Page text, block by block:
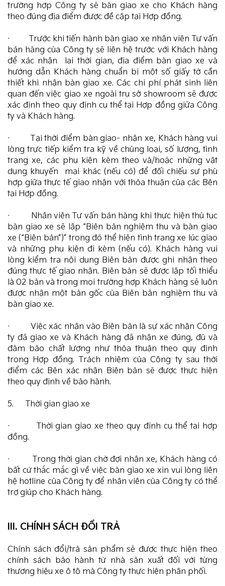
trường hợp Công ty sẽ bàn giao xe cho Khách hàng
theo đúng địa điểm được đề cập tại Hợp đồng.
· Trước khi tiến hành bàn giao xe nhân viên Tư vấn
bán hàng của Công ty sẽ liên hệ trước với Khách hàng
để xác nhận lại thời gian, địa điểm bàn giao xe và
hướng dẫn Khách hàng chuẩn bị một số giấy tờ cần
thiết khi nhận bàn giao xe. Các chi phí phát sinh liên
quan đến việc giao xe ngoài trụ sở showroom sẽ được
xác định theo quy định cụ thể tại Hợp đồng giữa Công
ty và Khách hàng.
· Tại thời điểm bàn giao- nhận xe, Khách hàng vui
lòng trực tiếp kiểm tra kỹ về chủng loại, số lượng, tình
trạng xe, các phụ kiện kèm theo và/hoặc những vật
dụng khuyến mại khác (nếu có) để đối chiếu sự phù
hợp giữa thực tế giao nhận với thỏa thuận của các Bên
tại Hợp đồng.
· Nhân viên Tư vấn bán hàng khi thực hiện thủ tục
bàn giao xe sẽ lập “Biên bản nghiệm thu và bàn giao
xe (“Biên bản”)” trong đó thể hiện tình trạng xe lúc giao
và những phụ kiện đi kèm (nếu có). Khách hàng vui
lòng kiểm tra nội dung Biên bản được ghi nhận theo
đúng thực tế giao nhận. Biên bản sẽ được lập tối thiểu
là 02 bản và trong mọi trường hợp Khách hàng sẽ luôn
được nhận một bản gốc của Biên bản nghiệm thu và
bàn giao xe.
· Việc xác nhận vào Biên bản là sự xác nhận Công
ty đã giao xe và Khách hàng đã nhận xe đúng, đủ và
đảm bảo chất lượng như thỏa thuận theo quy định
trong Hợp đồng. Trách nhiệm của Công ty sau thời
điểm các Bên xác nhận Biên bản sẽ được thực hiện
theo quy định về bảo hành.
5. Thời gian giao xe
· Thời gian giao xe theo quy định cụ thể tại hợp
đồng.
· Trong thời gian chờ đợi nhận xe, Khách hàng có
bất cứ thắc mắc gì về việc bàn giao xe xin vui lòng liên
hệ hotline của Công ty để nhân viên của Công ty có thể
trợ giúp cho Khách hàng.
III. CHÍNH SÁCH ĐỔI TRẢ
Chính sách đổi/trả sản phẩm sẽ được thực hiện theo
chính sách bảo hành từ nhà sản xuất đối với từng
thương hiệu xe ô tô mà Công ty thực hiện phân phối.